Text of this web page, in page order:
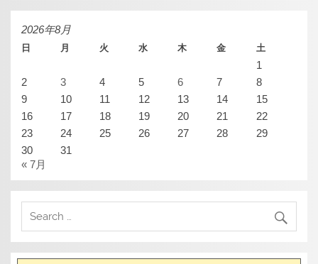
イ
ブ
2026年8月
日 月 火 水 木 金 土
1
2
3 4 5 6 7
8
9
10 11 12 13 14
15
16
17 18 19 20 21
22
23
24 25 26 27 28
29
30
31
« 7月